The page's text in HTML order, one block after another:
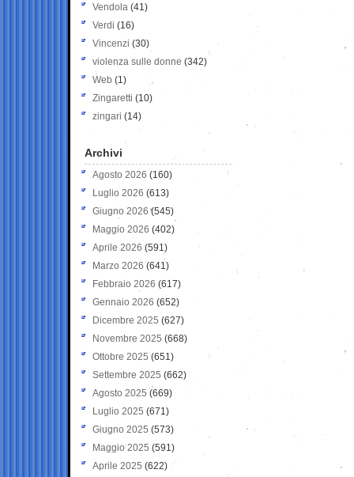
Vendola (41)
Verdi (16)
Vincenzi (30)
violenza sulle donne (342)
Web (1)
Zingaretti (10)
zingari (14)
Archivi
Agosto 2026 (160)
Luglio 2026 (613)
Giugno 2026 (545)
Maggio 2026 (402)
Aprile 2026 (591)
Marzo 2026 (641)
Febbraio 2026 (617)
Gennaio 2026 (652)
Dicembre 2025 (627)
Novembre 2025 (668)
Ottobre 2025 (651)
Settembre 2025 (662)
Agosto 2025 (669)
Luglio 2025 (671)
Giugno 2025 (573)
Maggio 2025 (591)
Aprile 2025 (622)